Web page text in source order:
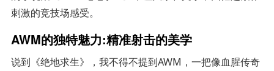
刺激的竞技场感受。
AWM的独特魅力:精准射击的美学
说到《绝地求生》，我不得不提到AWM，一把像血腥传奇